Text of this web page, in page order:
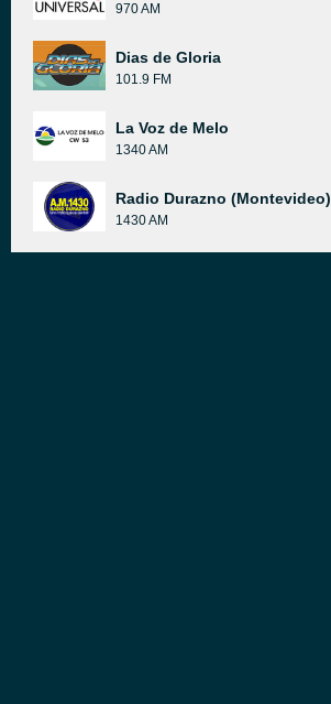
970 AM
Dias de Gloria
101.9 FM
La Voz de Melo
1340 AM
Radio Durazno (Montevideo)
1430 AM